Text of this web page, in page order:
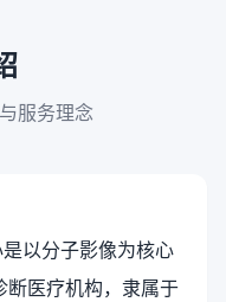
服务理念
是以分子影像为核心
医疗机构， 隶属于